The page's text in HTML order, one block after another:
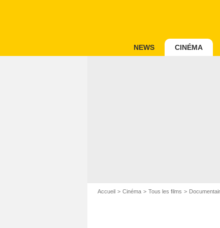
NEWS CINÉMA
Accueil Cinéma Tous les films